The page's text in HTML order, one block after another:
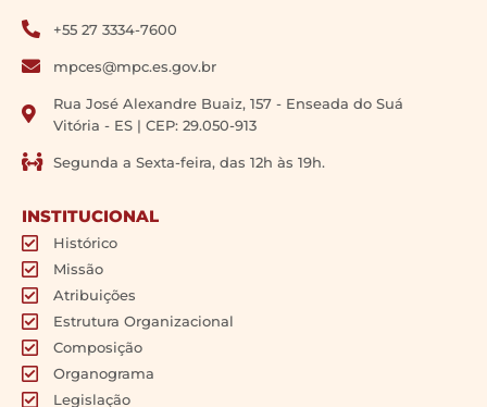
+55 27 3334-7600
mpces@mpc.es.gov.br
Rua José Alexandre Buaiz, 157 - Enseada do Suá
Vitória - ES | CEP: 29.050-913
Segunda a Sexta-feira, das 12h às 19h.
INSTITUCIONAL
Histórico
Missão
Atribuições
Estrutura Organizacional
Composição
Organograma
Legislação